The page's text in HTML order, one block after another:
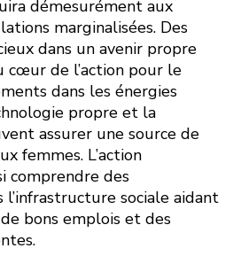
démesurément aux
marginalisées. Des
dans un avenir propre
de l’action pour le
dans les énergies
propre et la
assurer une source de
femmes. L’action
comprendre des
l’infrastructure sociale aidant
bons emplois et des